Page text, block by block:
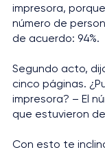
impresora,
número de
de acuerdo: 94%.
Segundo acto,
cinco páginas.
impresora? – El
que estuvieron
Con esto te